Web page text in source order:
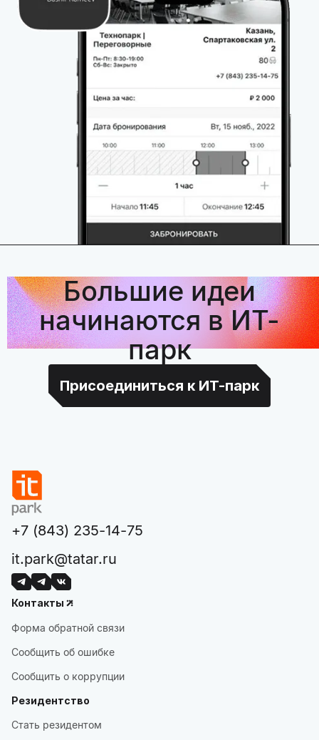
Большие идеи
начинаются в ИТ-
парк
Присоединиться к ИТ-парк
+7 (843) 235-14-75
it.park@tatar.ru
Контакты
Форма обратной связи
Сообщить об ошибке
Сообщить о коррупции
Резидентство
Стать резидентом